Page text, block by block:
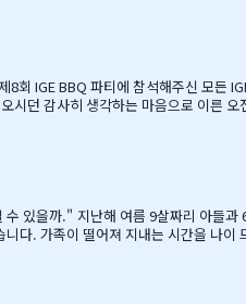
전부터 차근 차근 준비하엿습니다. 많은 IGE 가족분들께
고, 12시부터 BBQ 파티 시작으로
매일밤 떠오르는 고민이었습니
망정, 조금이라도 기회가 있을 때 망설이지 말